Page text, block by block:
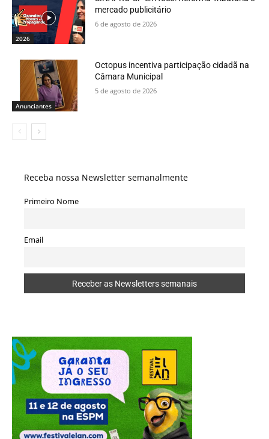
2026
mercado publicitário
6 de agosto de 2026
Anunciantes
Octopus incentiva participação cidadã na
Câmara Municipal
5 de agosto de 2026
Receba nossa Newsletter semanalmente
Primeiro Nome
Email